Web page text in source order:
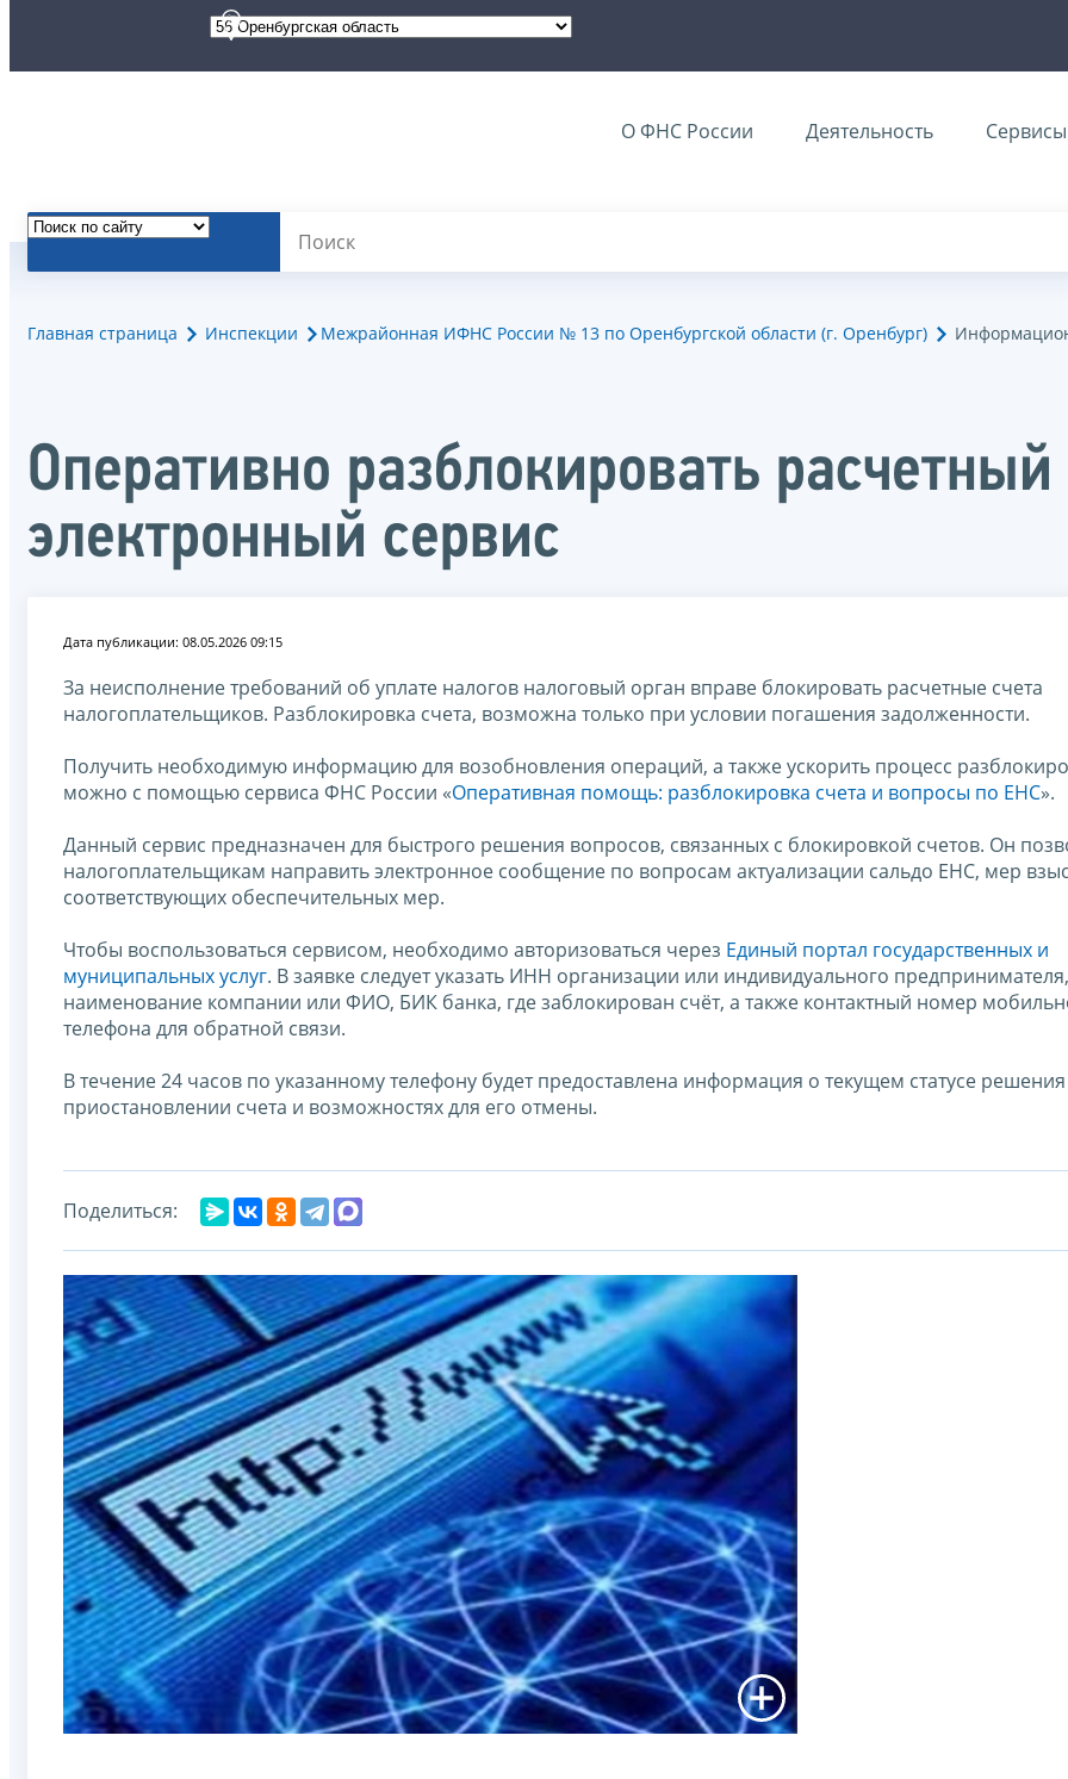
О ФНС России Деятельность Сервисы
Главная страница Инспекции Межрайонная ИФНС России № 13 по Оренбургской области (г. Оренбург)
Оперативно разблокировать
электронный сервис
Дата публикации: 08.05.2026 09:15
За неисполнение требований об уплате налогов налоговый орган вправе блокировать расчетные счета
налогоплательщиков. Разблокировка счета, возможна только при условии погашения задолженности.
Получить необходимую информацию для возобновления операций, а также ускорить процесс
можно с помощью сервиса ФНС России «Оперативная помощь: разблокировка счета и вопросы по ЕНС».
Данный сервис предназначен для быстрого решения вопросов, связанных с блокировкой счетов. Он
налогоплательщикам направить электронное сообщение по вопросам актуализации сальдо ЕНС, мер
соответствующих обеспечительных мер.
Чтобы воспользоваться сервисом, необходимо авторизоваться через Единый портал государственных и
муниципальных услуг. В заявке следует указать ИНН организации или индивидуального предпринимателя,
наименование компании или ФИО, БИК банка, где заблокирован счёт, а также контактный номер
телефона для обратной связи.
В течение 24 часов по указанному телефону будет предоставлена информация о текущем статусе
приостановлении счета и возможностях для его отмены.
Поделиться: